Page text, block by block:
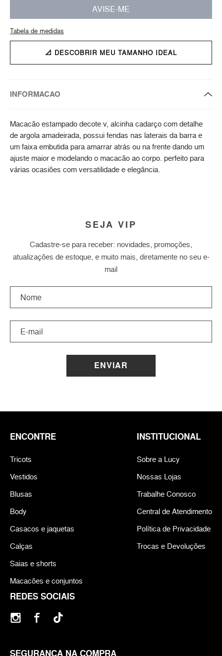
AVISE-ME
Tabela de medidas
📐 DESCOBRIR MEU TAMANHO IDEAL
INFORMACAO
Macacão estampado decote v, alcinha cadarço com detalhe
de argola amadeirada, possui fendas nas laterais da barra e
um faixa embutida para amarrar atrás ou na frente dando um
ajuste maior e modelando o macacão ao corpo. perfeito para
várias ocasiões com versatilidade e elegância.
SEJA VIP
Cadastre-se para receber: novidades, promoções,
atualizações de estoque, e muito mais, diretamente no seu e-
mail
ENVIAR
REDES SOCIAIS
ENCONTRE
Tricots
Vestidos
Blusas
Body
Casacos e jaquetas
Calças
Saias e shorts
Macacões e conjuntos
INSTITUCIONAL
Sobre a Lucy
Nossas Lojas
Trabalhe Conosco
Central de Atendimento
Política de Privacidade
Trocas e Devoluções